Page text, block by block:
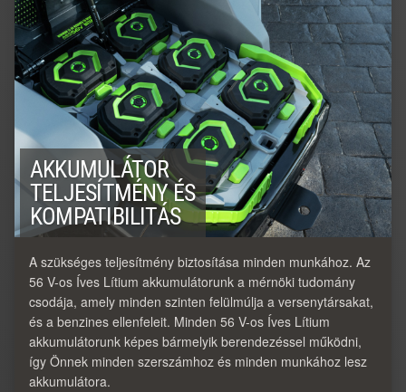
AKKUMULÁTOR
TELJESÍTMÉNY ÉS
KOMPATIBILITÁS
A szükséges teljesítmény biztosítása minden munkához. Az
56 V-os Íves Lítium akkumulátorunk a mérnöki tudomány
csodája, amely minden szinten felülmúlja a versenytársakat,
és a benzines ellenfeleit. Minden 56 V-os Íves Lítium
akkumulátorunk képes bármelyik berendezéssel működni,
így Önnek minden szerszámhoz és minden munkához lesz
akkumulátora.